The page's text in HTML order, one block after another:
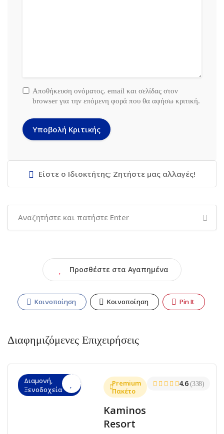
Αποθήκευση ονόματος. email και σελίδας στον
browser για την επόμενη φορά που θα αφήσω κριτική.
Είστε ο Ιδιοκτήτης; Ζητήστε μας αλλαγές!
Προσθέστε στα Αγαπημένα
Κοινοποίηση Κοινοποίηση Pin It
Διαφημιζόμενες Επιχειρήσεις
Διαμονή,
Ξενοδοχεία
Premium
Πακέτο
Kaminos
Resort
4.6 (338)